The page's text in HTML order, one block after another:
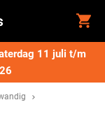
11 juli t/m